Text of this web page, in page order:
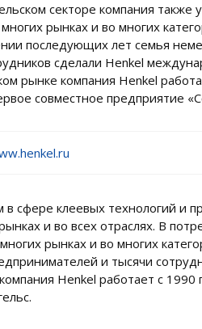
секторе компания
рынках и во многих
последующих лет семья
сделали Henkel
рынке компания Henkel
совместное предприятие
сфере клеевых технологий и
и во всех отраслях. В
рынках и во многих
и тысячи
Henkel работает с 1990